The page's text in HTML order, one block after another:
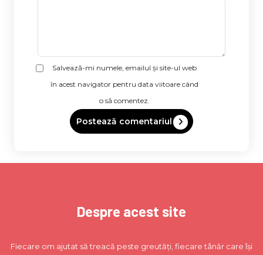
Salvează-mi numele, emailul și site-ul web
în acest navigator pentru data viitoare când
o să comentez.
Despre acest site
Fiecare om ajutat să treacă peste greutăți, fiecare tânăr care își